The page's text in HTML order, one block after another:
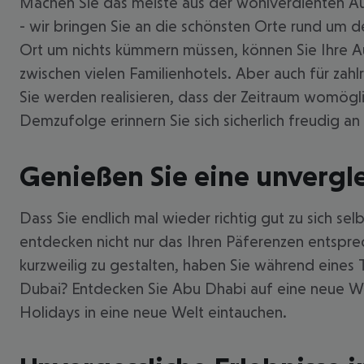
- wir bringen Sie an die schönsten Orte rund um
Ort um nichts kümmern müssen, können Sie Ihre
zwischen vielen Familienhotels. Aber auch für
Sie werden realisieren, dass der Zeitraum
Demzufolge erinnern Sie sich sicherlich freudig
Genießen Sie eine
Dass Sie endlich mal wieder richtig gut zu sich
entdecken nicht nur das Ihren Päferenzen
kurzweilig zu gestalten, haben Sie während
Dubai? Entdecken Sie Abu Dhabi auf eine neue
Holidays in eine neue Welt eintauchen.